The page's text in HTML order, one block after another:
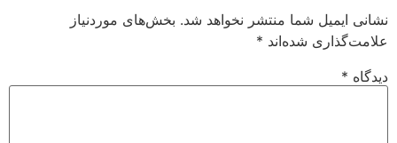
نشانی ایمیل شما منتشر نخواهد شد. بخش‌های موردنیاز
علامت‌گذاری شده‌اند *
دیدگاه *